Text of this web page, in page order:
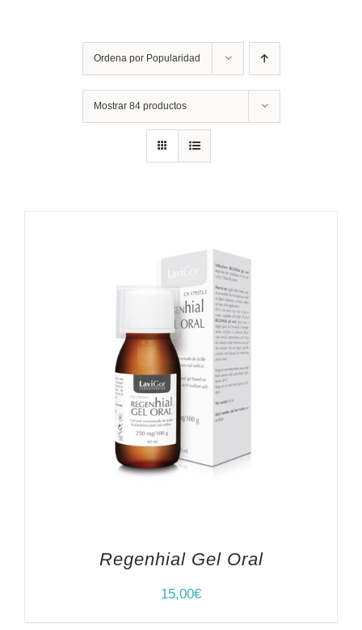
Ordena por Popularidad
Mostrar 84 productos
Regenhial Gel Oral
15,00€